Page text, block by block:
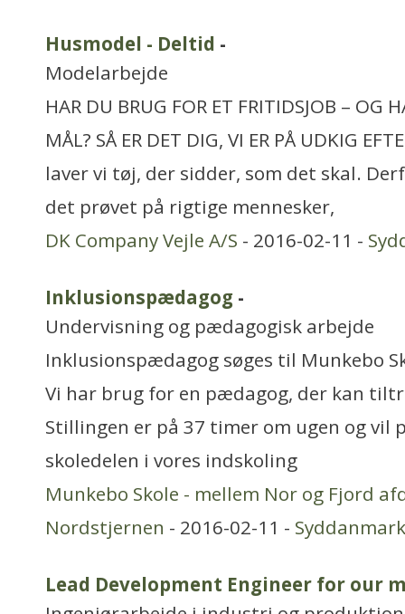
Husmodel - Deltid -
Modelarbejde
HAR DU BRUG FOR ET FRITIDSJOB – OG
MÅL? SÅ ER DET DIG, VI ER PÅ UDKIG
laver vi tøj, der sidder, som det skal.
det prøvet på rigtige mennesker,
DK Company Vejle A/S - 2016-02-11 -
Inklusionspædagog -
Undervisning og pædagogisk arbejde
Inklusionspædagog søges til Munkebo
Vi har brug for en pædagog, der kan
Stillingen er på 37 timer om ugen og
skoledelen i vores indskoling
Munkebo Skole - mellem Nor og Fjord
Nordstjernen - 2016-02-11 - Syddanmark
Lead Development Engineer for our